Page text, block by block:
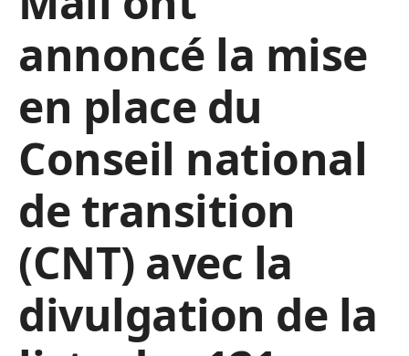
annoncé la mise
en place du
Conseil national
de transition
(CNT) avec la
divulgation de la